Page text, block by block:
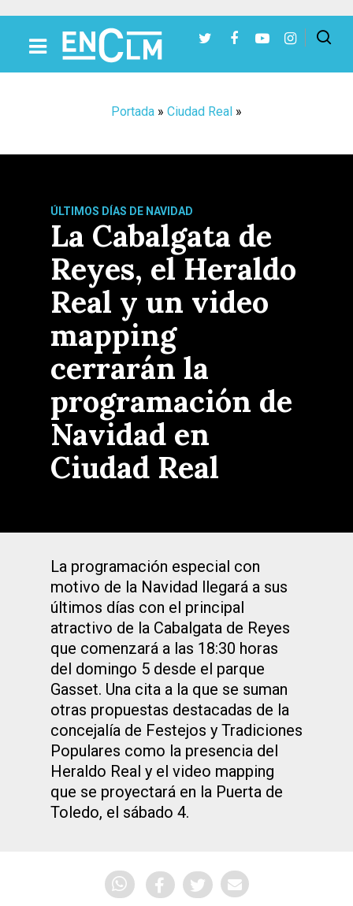
Portada » Ciudad Real »
ÚLTIMOS DÍAS DE NAVIDAD
La Cabalgata de
Reyes, el Heraldo
Real y un video
mapping
cerrarán la
programación de
Navidad en
Ciudad Real
La programación especial con
motivo de la Navidad llegará a sus
últimos días con el principal
atractivo de la Cabalgata de Reyes
que comenzará a las 18:30 horas
del domingo 5 desde el parque
Gasset. Una cita a la que se suman
otras propuestas destacadas de la
concejalía de Festejos y Tradiciones
Populares como la presencia del
Heraldo Real y el video mapping
que se proyectará en la Puerta de
Toledo, el sábado 4.